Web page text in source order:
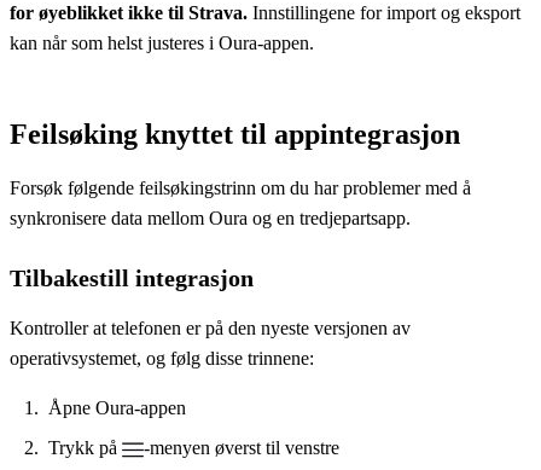
for øyeblikket ikke til Strava. Innstillingene for import og eksport
kan når som helst justeres i Oura-appen.
Feilsøking knyttet til appintegrasjon
Forsøk følgende feilsøkingstrinn om du har problemer med å
synkronisere data mellom Oura og en tredjepartsapp.
Tilbakestill integrasjon
Kontroller at telefonen er på den nyeste versjonen av
operativsystemet, og følg disse trinnene:
Åpne Oura-appen
Trykk på
-menyen øverst til venstre